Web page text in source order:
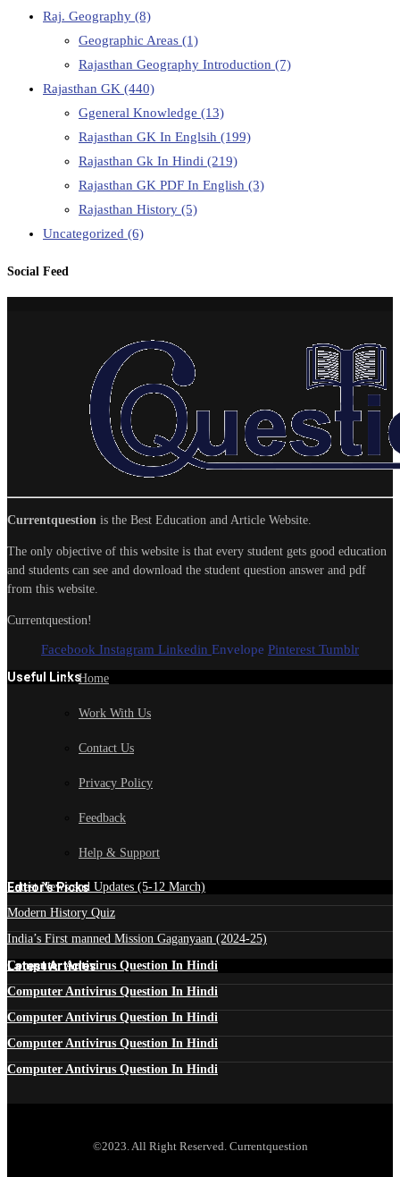
Raj. Geography (8)
Geographic Areas (1)
Rajasthan Geography Introduction (7)
Rajasthan GK (440)
Ggeneral Knowledge (13)
Rajasthan GK In Englsih (199)
Rajasthan Gk In Hindi (219)
Rajasthan GK PDF In English (3)
Rajasthan History (5)
Uncategorized (6)
Social Feed
Currentquestion is the Best Education and Article Website.
The only objective of this website is that every student gets good education
and students can see and download the student question answer and pdf
from this website.
Currentquestion!
Facebook Instagram Linkedin Envelope Pinterest Tumblr
Useful LinksHome
Work With Us
Contact Us
Privacy Policy
Feedback
Help & Support
Edtior's Picks
Latest News and Updates (5-12 March)
Modern History Quiz
India’s First manned Mission Gaganyaan (2024-25)
Latest Articles
Computer Antivirus Question In Hindi
Computer Antivirus Question In Hindi
Computer Antivirus Question In Hindi
Computer Antivirus Question In Hindi
Computer Antivirus Question In Hindi
©2023. All Right Reserved. Currentquestion